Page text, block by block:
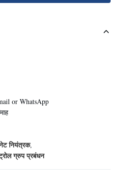
or WhatsApp
नियंत्रक,
ग्रुप प्रबंधन